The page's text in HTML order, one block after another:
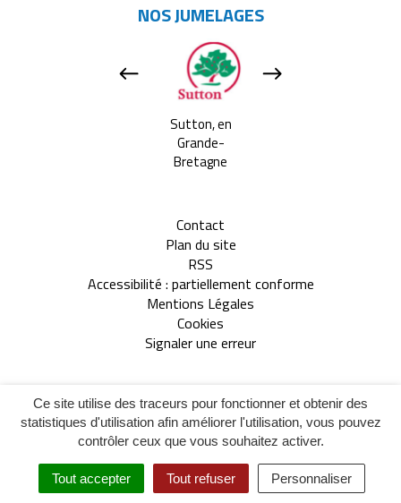
Ce site utilise des traceurs pour fonctionner et obtenir des
statistiques d'utilisation afin améliorer l'utilisation, vous pouvez
contrôler ceux que vous souhaitez activer.
Tout accepter Tout refuser Personnaliser
MENU ESPACE DÉMARCHES
(ouverture
dans
un
RECHERCHE
NOS JUMELAGES
Sutton, en
Grande-
Bretagne
Contact
Plan du site
RSS
Accessibilité : partiellement conforme
Mentions Légales
Cookies
Signaler une erreur
Site réalisé par
Inovagora
(ouverture
dans
nouvel
onglet)